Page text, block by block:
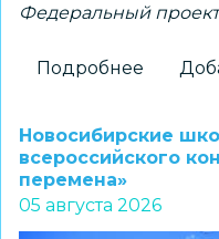
Федеральный проект
Подробнее
региона
Новосибирские
всероссийского
перемена»
05 августа 2026